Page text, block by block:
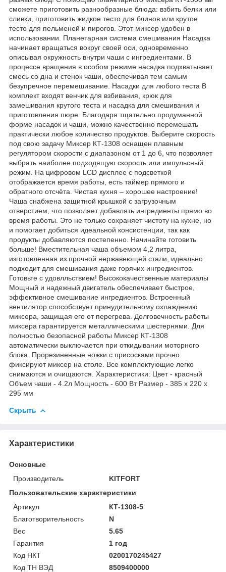
сможете приготовить разнообразные блюда: взбить белки или
сливки, приготовить жидкое тесто для блинов или крутое
тесто для пельменей и пирогов. Этот миксер удобен в
использовании. Планетарная система смешивания Насадка
начинает вращаться вокруг своей оси, одновременно
описывая окружность внутри чаши с ингредиентами. В
процессе вращения в особом режиме насадка подхватывает
смесь со дна и стенок чаши, обеспечивая тем самым
безупречное перемешивание. Насадки для любого теста В
комплект входят венчик для взбивания, крюк для
замешивания крутого теста и насадка для смешивания и
приготовления пюре. Благодаря тщательно продуманной
форме насадок и чаши, можно качественно перемешать
практически любое количество продуктов. Выберите скорость
под свою задачу Миксер КТ-1308 оснащен плавным
регулятором скорости с диапазоном от 1 до 6, что позволяет
выбрать наиболее подходящую скорость или импульсный
режим. На цифровом LCD дисплее с подсветкой
отображается время работы, есть таймер прямого и
обратного отсчёта. Чистая кухня – хорошее настроение!
Чаша снабжена защитной крышкой с загрузочным
отверстием, что позволяет добавлять ингредиенты прямо во
время работы. Это не только сохраняет чистоту на кухне, но
и помогает добиться идеальной консистенции, так как
продукты добавляются постепенно. Начинайте готовить
больше! Вместительная чаша объемом 4,2 литра,
изготовленная из прочной нержавеющей стали, идеально
подходит для смешивания даже горячих ингредиентов.
Готовьте с удовлльствием! Высококачественные материалы
Мощный и надежный двигатель обеспечивает быстрое,
эффективное смешивание ингредиентов. Встроенный
вентилятор способствует принудительному охлаждению
миксера, защищая его от перегрева. Долговечность работы
миксера гарантируется металлическими шестернями. Для
полностью безопасной работы Миксер КТ-1308
автоматически выключается при откидывании моторного
блока. Прорезиненные ножки с присосками прочно
фиксируют миксер на столе. Все комплектующие легко
снимаются и очищаются. Характеристики: Цвет - красный
Объем чаши - 4.2л Мощность - 600 Вт Размер - 385 х 220 х
295 мм
Скрыть
Характеристики
Основные
Производитель
KITFORT
Пользовательские характеристики
Артикул
КТ-1308-5
Благотворительность
N
Вес
5.65
Гарантия
1 год
Код НКТ
0200170245427
Код ТН ВЭД
8509400000